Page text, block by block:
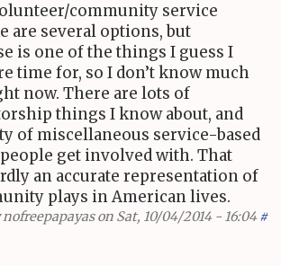
community service
are several options, but
is one of the things I guess I
time for, so I don’t know much
now. There are lots of
things I know about, and
of miscellaneous service-based
get involved with. That
an accurate representation of
plays in American lives.
nofreepapayason Sat, 10/04/2014 - 16:04 #